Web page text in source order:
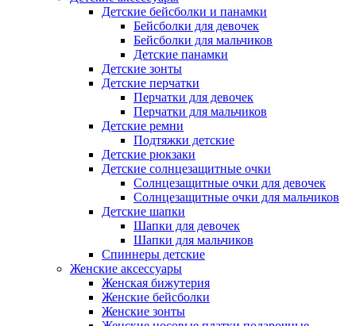
Детские бейсболки и панамки
Бейсболки для девочек
Бейсболки для мальчиков
Детские панамки
Детские зонты
Детские перчатки
Перчатки для девочек
Перчатки для мальчиков
Детские ремни
Подтяжки детские
Детские рюкзаки
Детские солнцезащитные очки
Солнцезащитные очки для девочек
Солнцезащитные очки для мальчиков
Детские шапки
Шапки для девочек
Шапки для мальчиков
Спиннеры детские
Женские аксессуары
Женская бижутерия
Женские бейсболки
Женские зонты